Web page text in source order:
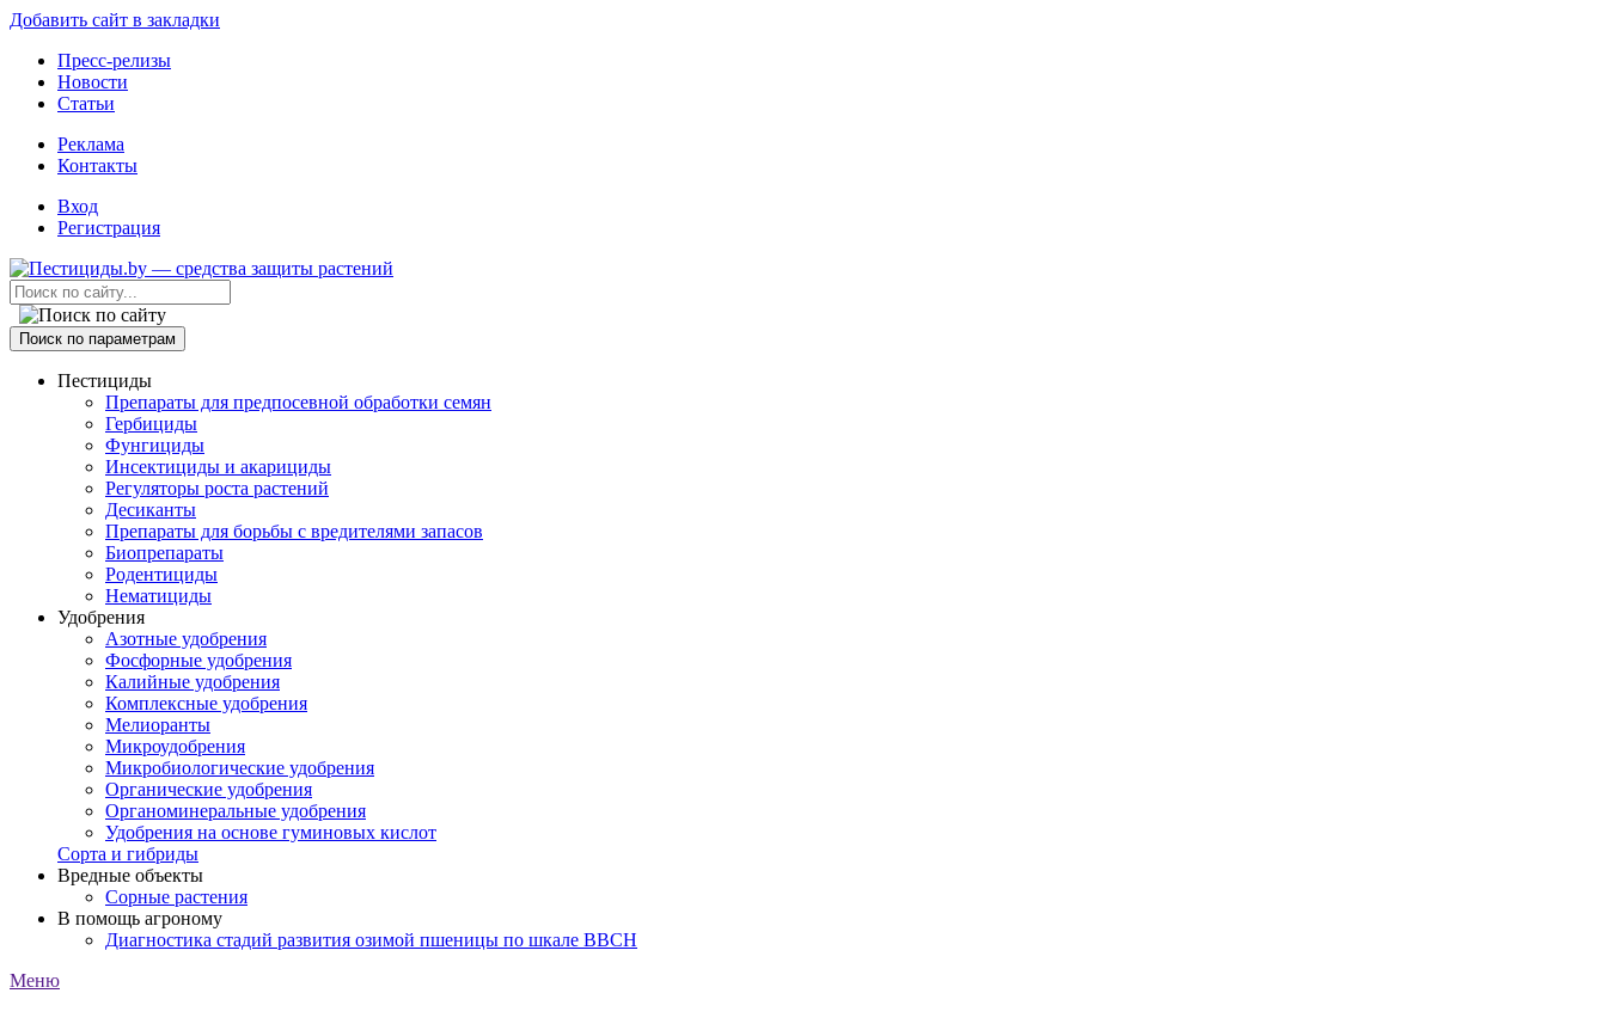
Добавить сайт в закладки
Пресс-релизы
Новости
Статьи
Реклама
Контакты
Вход
Регистрация
Поиск по параметрам
Пестициды
Препараты для предпосевной обработки семян
Гербициды
Фунгициды
Инсектициды и акарициды
Регуляторы роста растений
Десиканты
Препараты для борьбы с вредителями запасов
Биопрепараты
Родентициды
Нематициды
Удобрения
Азотные удобрения
Фосфорные удобрения
Калийные удобрения
Комплексные удобрения
Мелиоранты
Микроудобрения
Микробиологические удобрения
Органические удобрения
Органоминеральные удобрения
Удобрения на основе гуминовых кислот
Сорта и гибриды
Вредные объекты
Сорные растения
В помощь агроному
Диагностика стадий развития озимой пшеницы по шкале ВВСН
Меню